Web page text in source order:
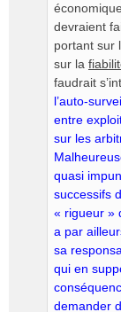
devraient
portant sur
sur la
faudrait
l’auto-
entre
sur les
quasi
successifs
« rigueur »
a par
sa
qui en
demander